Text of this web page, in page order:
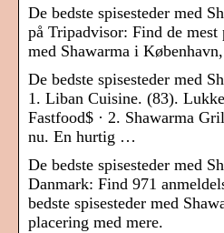
De bedste spisesteder med
på Tripadvisor: Find de mest
med Shawarma i
De bedste spisesteder med
1. Liban Cuisine. (83).
Fastfood$ · 2. Shawarma
nu. En hurtig …
De bedste spisesteder med
Danmark: Find 971
bedste spisesteder med
placering med mere.